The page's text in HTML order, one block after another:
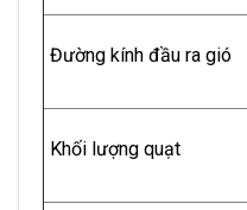
Đường kính đầu ra gió
Khối lượng quạt